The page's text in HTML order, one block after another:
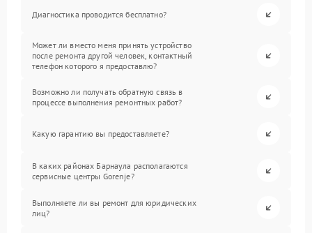
Диагностика проводится бесплатно?
Может ли вместо меня принять устройство
после ремонта другой человек, контактный
телефон которого я предоставлю?
Возможно ли получать обратную связь в
процессе выполнения ремонтных работ?
Какую гарантию вы предоставляете?
В каких районах Барнаула располагаются
сервисные центры Gorenje?
Выполняете ли вы ремонт для юридических
лиц?